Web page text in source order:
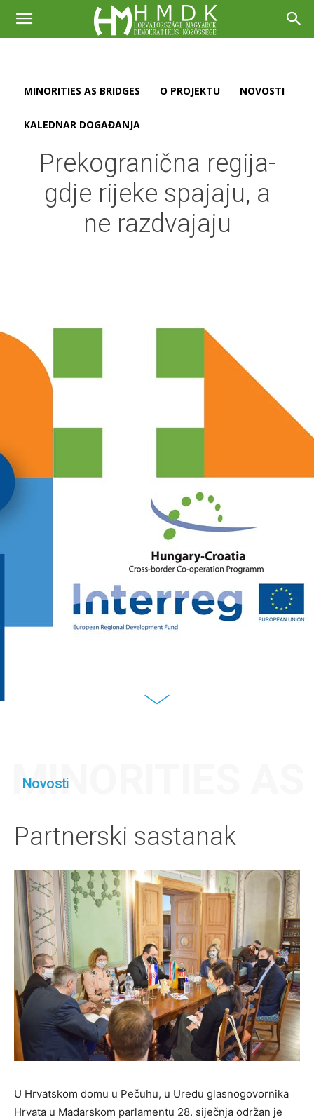
MINORITIES AS BRIDGES O PROJEKTU NOVOSTI
KALEDNAR DOGAĐANJA
Prekogranična regija-
gdje rijeke spajaju, a
ne razdvajaju
Novosti
MINORITIES
Partnerski sastanak
U Hrvatskom domu u Pečuhu, u Uredu glasnogovornika
Hrvata u Mađarskom parlamentu 28. siječnja održan je